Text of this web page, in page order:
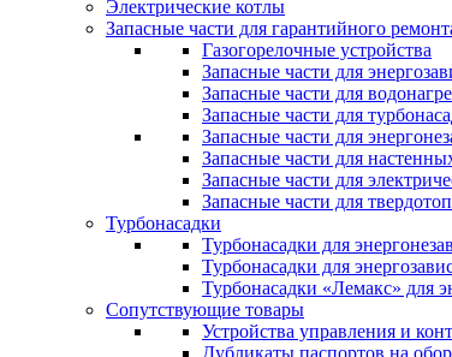
Электрические котлы
Запасные части для гарантийного
Газогорелочные устройства
Запасные части для
Запасные части для
Запасные части для
Запасные части для
Запасные части для
Запасные части для
Запасные части для
Турбонасадки
Турбонасадки для
Турбонасадки для
Турбонасадки «Лемакс» для
Сопутствующие товары
Устройства управления и